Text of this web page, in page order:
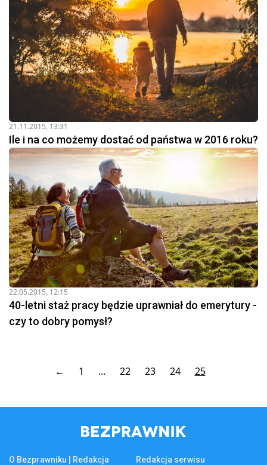
21.11.2015, 13:31
Ile i na co możemy dostać od państwa w 2016 roku?
22.05.2015, 12:15
40-letni staż pracy będzie uprawniał do emerytury -
czy to dobry pomysł?
← 1 ... 22 23 24 25
O Bezprawniku | Redakcja
Redakcja serwisu